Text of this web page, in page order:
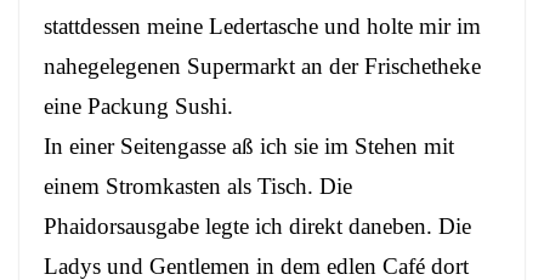
stattdessen meine Ledertasche und holte mir im
nahegelegenen Supermarkt an der Frischetheke
eine Packung Sushi.
In einer Seitengasse aß ich sie im Stehen mit
einem Stromkasten als Tisch. Die
Phaidorsausgabe legte ich direkt daneben. Die
Ladys und Gentlemen in dem edlen Café dort